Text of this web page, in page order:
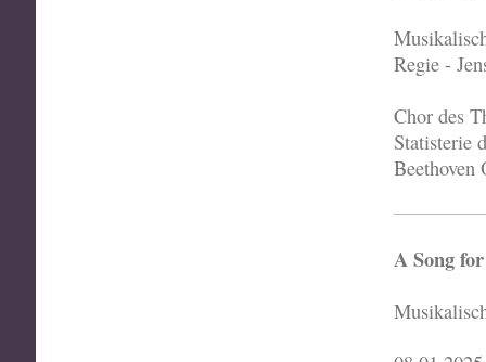
Regie -
Chor des
Statisterie
Beethoven
A Song